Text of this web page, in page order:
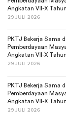
Angkatan VII-X
29 JULI 2026
PKTJ Bekerja Sama
Pemberdayaan
Angkatan VII-X
29 JULI 2026
PKTJ Bekerja Sama
Pemberdayaan
Angkatan VII-X
29 JULI 2026